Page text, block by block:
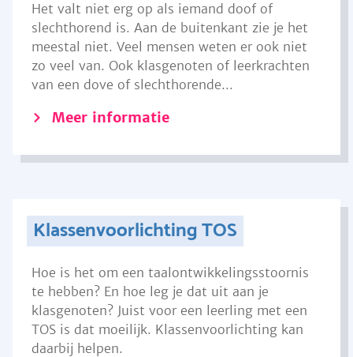
Het valt niet erg op als iemand doof of
slechthorend is. Aan de buitenkant zie je het
meestal niet. Veel mensen weten er ook niet
zo veel van. Ook klasgenoten of leerkrachten
van een dove of slechthorende...
Meer informatie
Klassenvoorlichting TOS
Hoe is het om een taalontwikkelingsstoornis
te hebben? En hoe leg je dat uit aan je
klasgenoten? Juist voor een leerling met een
TOS is dat moeilijk. Klassenvoorlichting kan
daarbij helpen.